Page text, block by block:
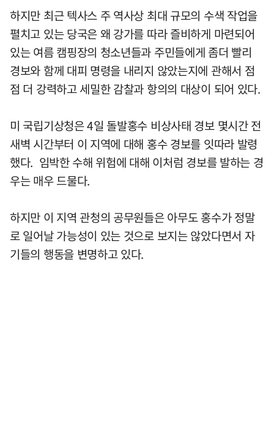
하지만 최근 텍사스 주 역사상 최대 규모의 수색 작업을
펼치고 있는 당국은 왜 강가를 따라 즐비하게 마련되어
있는 여름 캠핑장의 청소년들과 주민들에게 좀더 빨리
경보와 함께 대피 명령을 내리지 않았는지에 관해서 점
점 더 강력하고 세밀한 감찰과 항의의 대상이 되어 있다.
미 국립기상청은 4일 돌발홍수 비상사태 경보 몇시간 전
새벽 시간부터 이 지역에 대해 홍수 경보를 잇따라 발령
했다. 임박한 수해 위험에 대해 이처럼 경보를 발하는 경
우는 매우 드물다.
하지만 이 지역 관청의 공무원들은 아무도 홍수가 정말
로 일어날 가능성이 있는 것으로 보지는 않았다면서 자
기들의 행동을 변명하고 있다.